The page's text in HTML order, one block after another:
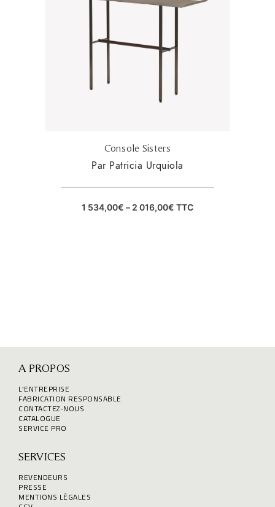
Console Sisters
Par Patricia Urquiola
1 534,00€ – 2 016,00€ TTC
A PROPOS
L’ENTREPRISE
FABRICATION RESPONSABLE
CONTACTEZ-NOUS
CATALOGUE
SERVICE PRO
SERVICES
REVENDEURS
PRESSE
MENTIONS LÉGALES